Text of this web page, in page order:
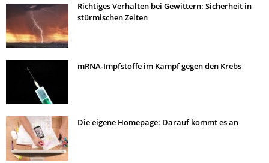
Richtiges Verhalten bei Gewittern: Sicherheit in
stürmischen Zeiten
mRNA-Impfstoffe im Kampf gegen den Krebs
Die eigene Homepage: Darauf kommt es an